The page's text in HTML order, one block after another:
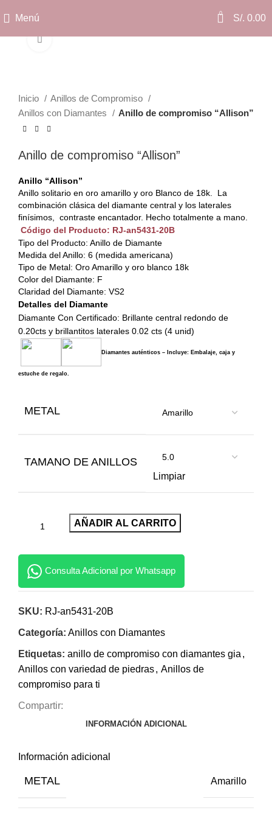
Menú 0 S/. 0.00
Clic para ampliar
Inicio
Anillos de Compromiso
Anillos con Diamantes
Anillo de compromiso “Allison”
Anillo de compromiso “Allison”
Anillo “Allison”
Anillo solitario en oro amarillo y oro Blanco de 18k. La
combinación clásica del diamante central y los laterales
finísimos, contraste encantador. Hecho totalmente a mano.
Código del Producto: RJ-an5431-20B
Tipo del Producto: Anillo de Diamante
Medida del Anillo: 6 (medida americana)
Tipo de Metal: Oro Amarillo y oro blanco 18k
Color del Diamante: F
Claridad del Diamante: VS2
Detalles del Diamante
Diamante Con Certificado: Brillante central redondo de
0.20cts y brillantitos laterales 0.02 cts (4 unid)
Diamantes auténticos – Incluye: Embalaje, caja y
estuche de regalo.
METAL
TAMANO DE ANILLOS
Limpiar
AÑADIR AL CARRITO
Consulta Adicional por Whatsapp
SKU: RJ-an5431-20B
Categoría: Anillos con Diamantes
Etiquetas: anillo de compromiso con diamantes gia ,
Anillos con variedad de piedras, Anillos de
compromiso para ti
Compartir:
INFORMACIÓN ADICIONAL
Información adicional
METAL Amarillo